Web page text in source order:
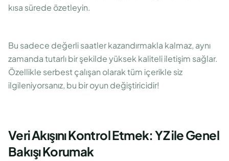
kısa sürede özetleyin.
Bu sadece değerli saatler kazandırmakla kalmaz, aynı
zamanda tutarlı bir şekilde yüksek kaliteli iletişim sağlar.
Özellikle serbest çalışan olarak tüm içerikle siz
ilgileniyorsanız, bu bir oyun değiştiricidir!
Veri Akışını Kontrol Etmek: YZ ile Genel
Bakışı Korumak